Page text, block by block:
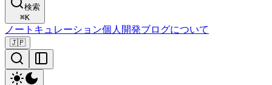
検索
⌘K
ノート キュレーション個人開発ブログについて
🇯🇵